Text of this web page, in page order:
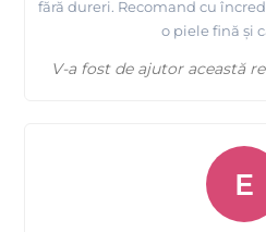
fără dureri. Recomand cu
o piele fină și
V-a fost de ajutor această
E